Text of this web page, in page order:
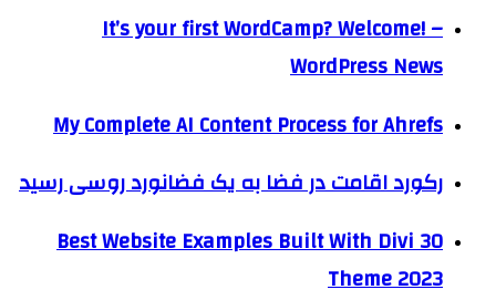
It’s your first WordCamp? Welcome! –
WordPress News
My Complete AI Content Process for Ahrefs
رکورد اقامت در فضا به یک فضانورد روسی رسید
30 Best Website Examples Built With Divi
Theme 2023